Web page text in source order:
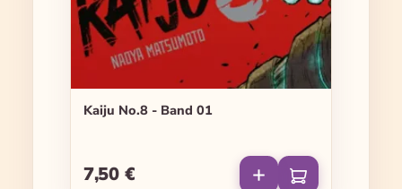
Kaiju No.8 - Band 01
Regulärer Preis:
7,50 €